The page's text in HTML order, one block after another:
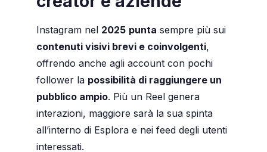
Instagram nel 2025 punta sempre più sui
contenuti visivi brevi e coinvolgenti,
offrendo anche agli account con pochi
follower la possibilità di raggiungere un
pubblico ampio. Più un Reel genera
interazioni, maggiore sarà la sua spinta
all’interno di Esplora e nei feed degli utenti
interessati.